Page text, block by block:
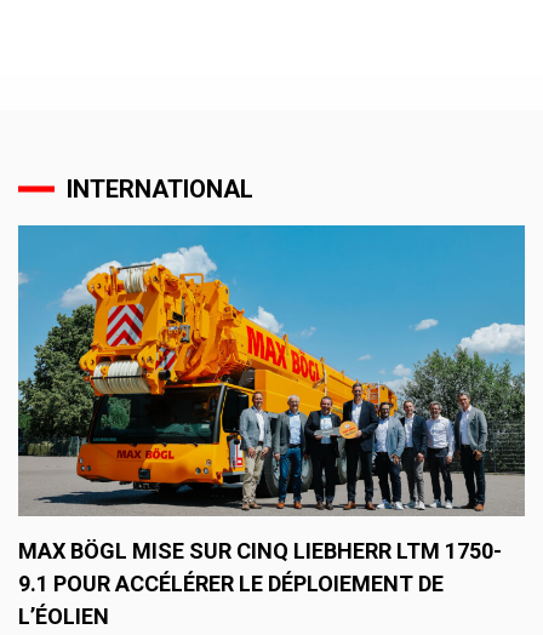
INTERNATIONAL
MAX BÖGL MISE SUR CINQ LIEBHERR LTM 1750-
9.1 POUR ACCÉLÉRER LE DÉPLOIEMENT DE
L’ÉOLIEN